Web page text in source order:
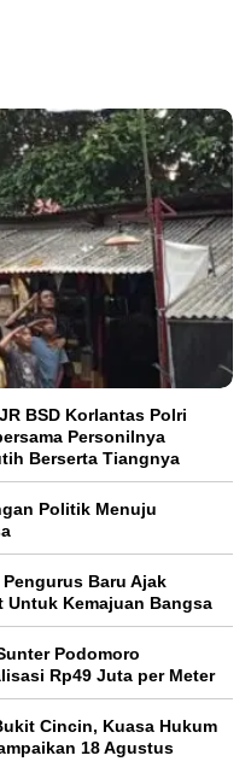
BSD Korlantas Polri
Personilnya
Berserta Tiangnya
Politik Menuju
Pengurus Baru Ajak
Untuk Kemajuan Bangsa
Podomoro
Rp49 Juta per Meter
Cincin, Kuasa Hukum
18 Agustus